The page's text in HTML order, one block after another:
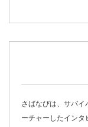
さばなびは、サバイ
ーチャーしたイン